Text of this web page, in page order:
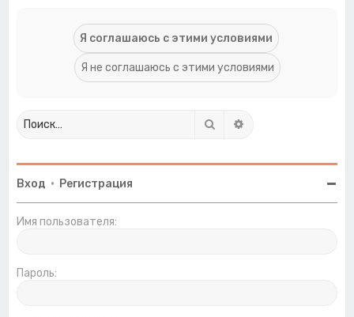
Поиск
Вход • Регистрация
Имя пользователя:
Пароль: